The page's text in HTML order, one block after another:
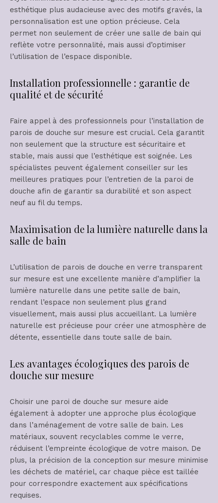
esthétique plus audacieuse avec des motifs gravés, la
personnalisation est une option précieuse. Cela
permet non seulement de créer une salle de bain qui
reflète votre personnalité, mais aussi d’optimiser
l’utilisation de l’espace disponible.
Installation professionnelle : garantie de
qualité et de sécurité
Faire appel à des professionnels pour l’installation de
parois de douche sur mesure est crucial. Cela garantit
non seulement que la structure est sécuritaire et
stable, mais aussi que l’esthétique est soignée. Les
spécialistes peuvent également conseiller sur les
meilleures pratiques pour l’entretien de la paroi de
douche afin de garantir sa durabilité et son aspect
neuf au fil du temps.
Maximisation de la lumière naturelle dans la
salle de bain
L’utilisation de parois de douche en verre transparent
sur mesure est une excellente manière d’amplifier la
lumière naturelle dans une petite salle de bain,
rendant l’espace non seulement plus grand
visuellement, mais aussi plus accueillant. La lumière
naturelle est précieuse pour créer une atmosphère de
détente, essentielle dans toute salle de bain.
Les avantages écologiques des parois de
douche sur mesure
Choisir une paroi de douche sur mesure aide
également à adopter une approche plus écologique
dans l’aménagement de votre salle de bain. Les
matériaux, souvent recyclables comme le verre,
réduisent l’empreinte écologique de votre maison. De
plus, la précision de la conception sur mesure minimise
les déchets de matériel, car chaque pièce est taillée
pour correspondre exactement aux spécifications
requises.